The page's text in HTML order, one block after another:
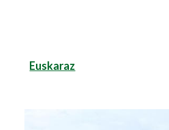
Euskaraz